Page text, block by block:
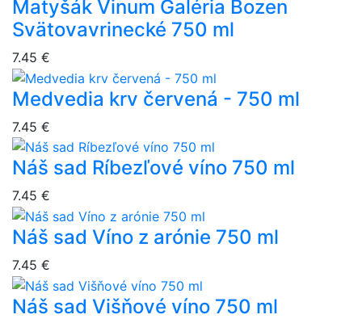
Matyšák Vinum Galéria Bozen
Svätovavrinecké 750 ml
7.45 €
Medvedia krv červená - 750 ml
7.45 €
Náš sad Ríbezľové víno 750 ml
7.45 €
Náš sad Víno z arónie 750 ml
7.45 €
Náš sad Višňové víno 750 ml